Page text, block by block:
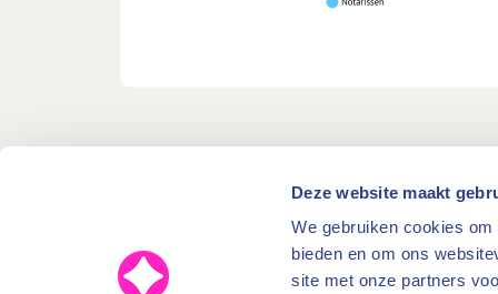
Deze website maakt
We gebruiken cookies
bieden en om ons
site met onze partners
BFT houdt – ten aanzien
naleving van de wet- en
beroepsgroepen en de